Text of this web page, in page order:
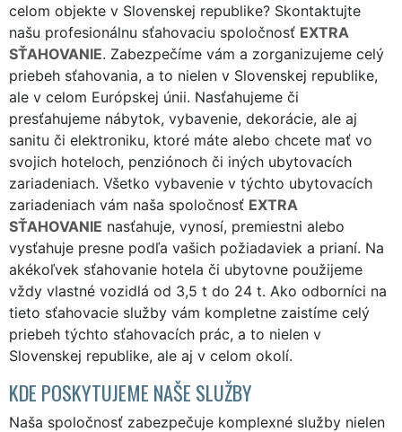
celom objekte v Slovenskej republike? Skontaktujte
našu profesionálnu sťahovaciu spoločnosť EXTRA
SŤAHOVANIE. Zabezpečíme vám a zorganizujeme celý
priebeh sťahovania, a to nielen v Slovenskej republike,
ale v celom Európskej únii. Nasťahujeme či
presťahujeme nábytok, vybavenie, dekorácie, ale aj
sanitu či elektroniku, ktoré máte alebo chcete mať vo
svojich hoteloch, penziónoch či iných ubytovacích
zariadeniach. Všetko vybavenie v týchto ubytovacích
zariadeniach vám naša spoločnosť EXTRA
SŤAHOVANIE nasťahuje, vynosí, premiestni alebo
vysťahuje presne podľa vašich požiadaviek a prianí. Na
akékoľvek sťahovanie hotela či ubytovne použijeme
vždy vlastné vozidlá od 3,5 t do 24 t. Ako odborníci na
tieto sťahovacie služby vám kompletne zaistíme celý
priebeh týchto sťahovacích prác, a to nielen v
Slovenskej republike, ale aj v celom okolí.
KDE POSKYTUJEME NAŠE SLUŽBY
Naša spoločnosť zabezpečuje komplexné služby nielen